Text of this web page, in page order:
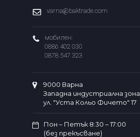
varna@baktrade.com
мобилен:
0886 402 030
0878 547 323
9000 Варна
Западна индустриална зона
ул. "Уста Кольо Фичето" 17
Пон – Петък 8:30 – 17:00
(без прекъсване)